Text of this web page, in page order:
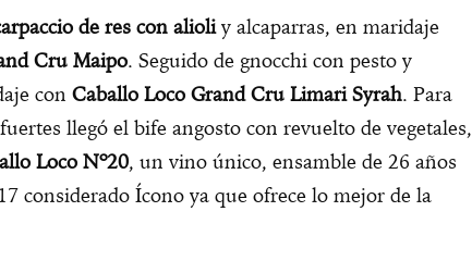
de res con alioliy alcaparras, en maridaje
Cru Maipo. Seguido de gnocchi con pesto y
con Caballo Loco Grand Cru Limari Syrah. Para
llegó el bife angosto con revuelto de vegetales,
Loco Nº20, un vino único, ensamble de 26 años
considerado Ícono ya que ofrece lo mejor de la